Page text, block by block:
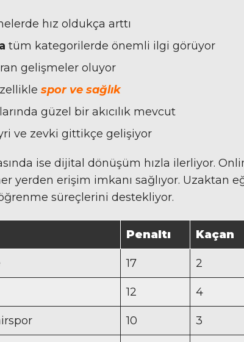
hız oldukça arttı
tüm kategorilerde önemli ilgi görüyor
gelişmeler oluyor
spor ve sağlık
güzel bir akıcılık mevcut
ve zevki gittikçe gelişiyor
ise dijital dönüşüm hızla ilerliyor.
yerden erişim imkanı sağlıyor. Uzaktan
süreçlerini destekliyor.
Penaltı Kaçan
17 2
12 4
10 3